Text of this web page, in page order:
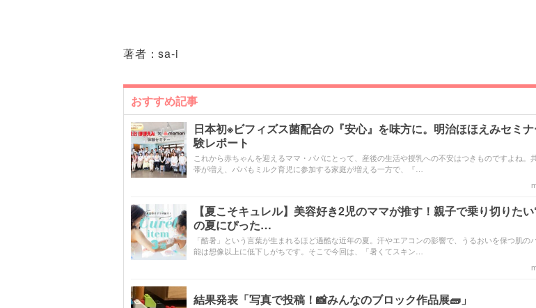
著者：sa-i
おすすめ記事
日本初※ビフィズス菌配合の『安心』を味方に。明治ほほえみセミ
験レポート
これから赤ちゃんを迎えるママ・パパにとって、産後の生活や授乳への不安はつきものですよね。
帯が増え、パパもミルク育児に参加する家庭が増える一方で、『…
【夏こそキュレル】美容好き2児のママが推す！親子で乗り切りた
の夏にぴった…
「酷暑」という言葉が生まれるほど過酷な近年の夏。汗やエアコンの影響で、うるおいを保つ肌の
能は想像以上に低下しがちです。そこで今回は、「暑くてスキン…
結果発表「写真で投稿！📸みんなのブロック作品展🧱」